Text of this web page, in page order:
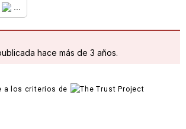
...
hace más de 3 años.
a los criterios de